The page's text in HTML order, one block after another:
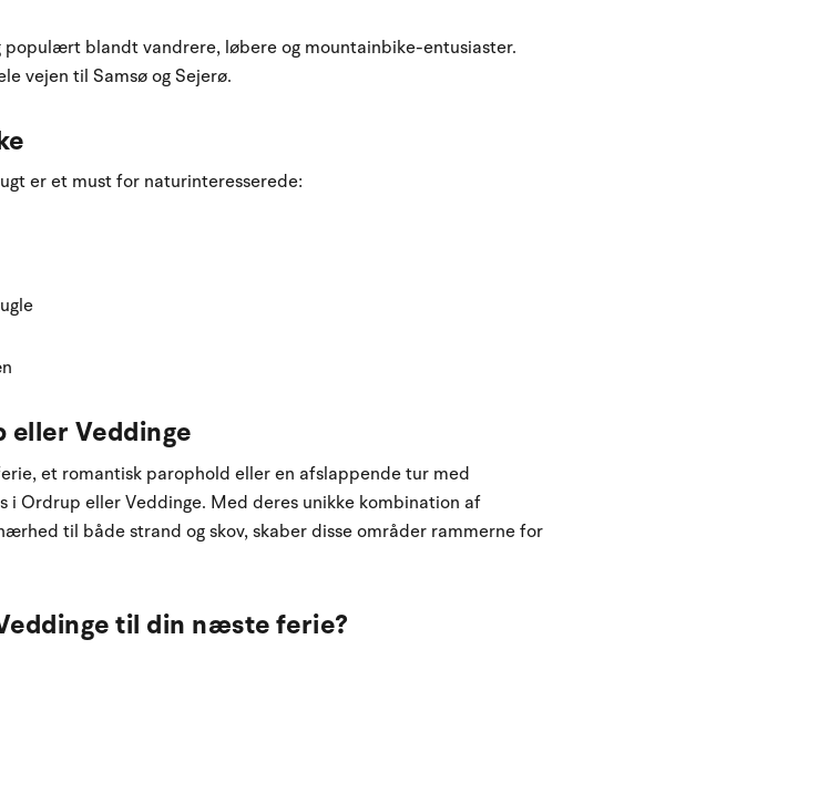
blandt vandrere, løbere og mountainbike-entusiaster.
vejen til Samsø og Sejerø.
er et must for naturinteresserede:
eller Veddinge
et romantisk parophold eller en afslappende tur med
Ordrup eller Veddinge. Med deres unikke kombination af
til både strand og skov, skaber disse områder rammerne for
til din næste ferie?